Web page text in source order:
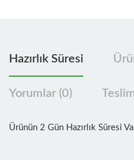
Hazırlık Süresi
Yorumlar (0)
Ürünün 2 Gün Hazırlık Süresi